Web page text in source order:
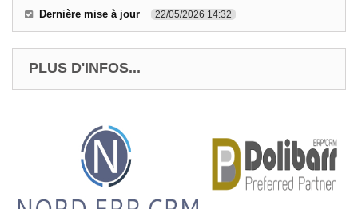
Dernière mise à jour 22/05/2026 14:32
PLUS D'INFOS...